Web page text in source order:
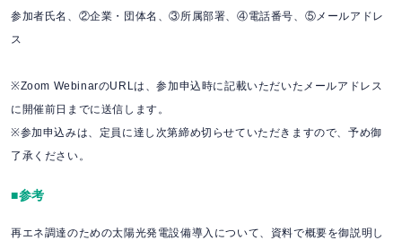
参加者氏名、②企業・団体名、③所属部署、④電話番号、⑤メールアドレ
ス
※Zoom WebinarのURLは、参加申込時に記載いただいたメールアドレス
に開催前日までに送信します。
※参加申込みは、定員に達し次第締め切らせていただきますので、予め御
了承ください。
■参考
再エネ調達のための太陽光発電設備導入について、資料で概要を御説明し